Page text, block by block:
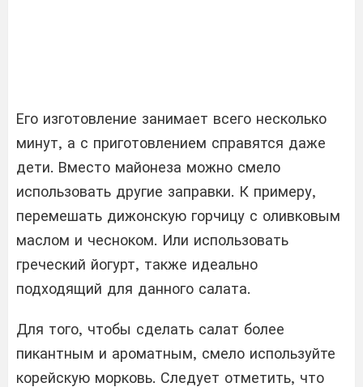
Его изготовление занимает всего несколько
минут, а с приготовлением справятся даже
дети. Вместо майонеза можно смело
использовать другие заправки. К примеру,
перемешать дижонскую горчицу с оливковым
маслом и чесноком. Или использовать
греческий йогурт, также идеально
подходящий для данного салата.
Для того, чтобы сделать салат более
пикантным и ароматным, смело используйте
корейскую морковь. Следует отметить, что